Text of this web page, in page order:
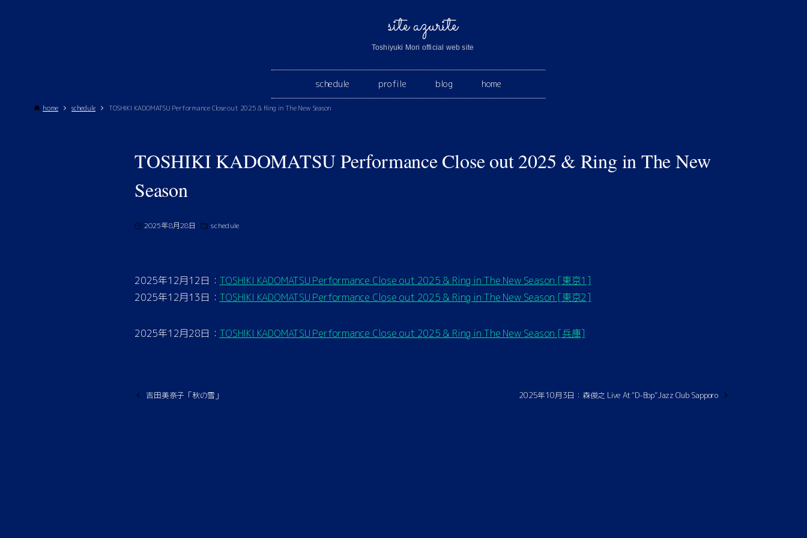
site azurite
Toshiyuki Mori official web site
schedule profile blog home
home schedule TOSHIKI KADOMATSU Performance Close out 2025 & Ring in The New Season
TOSHIKI KADOMATSU Performance Close out 2025 & Ring in The New
Season
2025年8月28日 schedule
2025年12月12日： TOSHIKI KADOMATSU Performance Close out 2025 & Ring in The New Season [東京1]
2025年12月13日： TOSHIKI KADOMATSU Performance Close out 2025 & Ring in The New Season [東京2]
2025年12月28日： TOSHIKI KADOMATSU Performance Close out 2025 & Ring in The New Season [兵庫]
吉田美奈子「秋の雪」 2025年10月3日：森俊之 Live At “D-Bop”Jazz Club Sapporo